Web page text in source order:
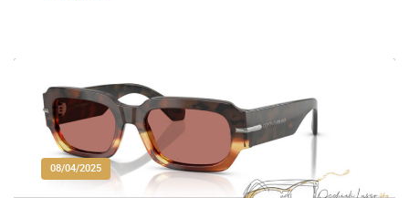
08/04/2025